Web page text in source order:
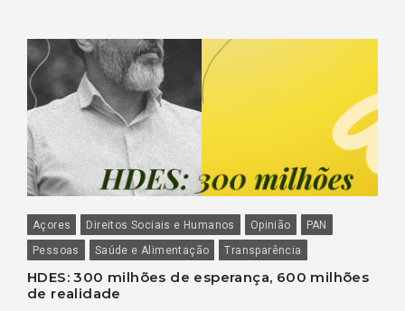
Açores Direitos Sociais e Humanos Opinião
PAN
Pessoas
Saúde e Alimentação Transparência
HDES: 300 milhões de esperança, 600 milhões
de realidade